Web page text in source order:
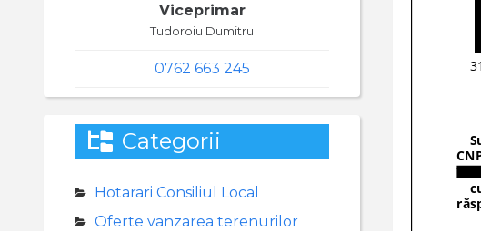
Viceprimar
Tudoroiu Dumitru
0762 663 245
Categorii
Hotarari Consiliul Local
Oferte vanzarea terenurilor